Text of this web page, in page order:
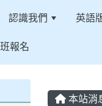
認識我們 英語
報名
本站消